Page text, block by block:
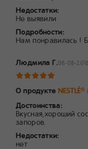
Недостатки:
Не выявили
Подробности:
Нам понравилась !
Людмила Г.08-08-
О продукте NESTLÉ®
Достоинства:
Вкусная,хороший
запоров.
Недостатки:
нет